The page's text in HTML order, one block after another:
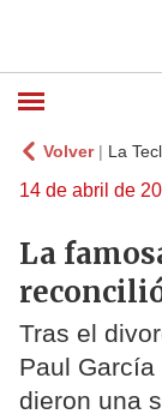
Volver| La
14 de abril de
La
Tras el
Paul
dieron una